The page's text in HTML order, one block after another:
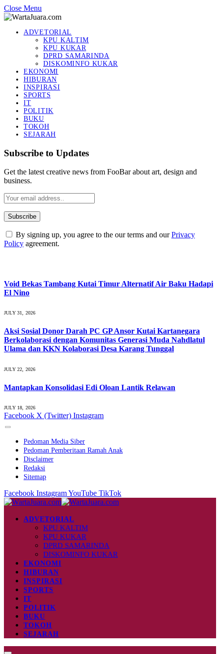
Close Menu
ADVETORIAL
KPU KALTIM
KPU KUKAR
DPRD SAMARINDA
DISKOMINFO KUKAR
EKONOMI
HIBURAN
INSPIRASI
SPORTS
IT
POLITIK
BUKU
TOKOH
SEJARAH
Subscribe to Updates
Get the latest creative news from FooBar about art, design and
business.
By signing up, you agree to the our terms and ourPrivacy
Policy agreement.
Void Bekas Tambang Kutai Timur Alternatif Air Baku Hadapi
El Nino
JULY 31, 2026
Aksi Sosial Donor Darah PC GP Ansor Kutai Kartanegara
Berkolaborasi dengan Komunitas Generasi Muda Nahdlatul
Ulama dan KKN Kolaborasi Desa Karang Tunggal
JULY 22, 2026
Mantapkan Konsolidasi Edi Oloan Lantik Relawan
JULY 18, 2026
Facebook X (Twitter) Instagram
Pedoman Media Siber
Pedoman Pemberitaan Ramah Anak
Disclaimer
Redaksi
Sitemap
Facebook InstagramYouTube TikTok
ADVETORIAL
KPU KALTIM
KPU KUKAR
DPRD SAMARINDA
DISKOMINFO KUKAR
EKONOMI
HIBURAN
INSPIRASI
SPORTS
IT
POLITIK
BUKU
TOKOH
SEJARAH